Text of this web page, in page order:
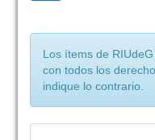
Los ítems de
con todos los
indique lo contrario.